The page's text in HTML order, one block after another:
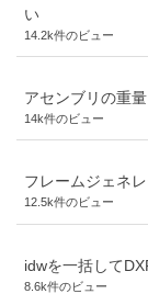
い
14.2k件のビュー
アセンブリの重
14k件のビュー
フレームジェネ
12.5k件のビュー
idwを一括して
8.6k件のビュー